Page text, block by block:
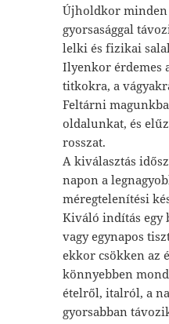
Újholdkor
gyorsasággal
lelki és fizikai
Ilyenkor érdemes
titkokra, a
Feltárni
oldalunkat, és
rosszat.
A kiválasztás
napon a
méregtelenítési
Kiváló indítás egy
vagy egynapos
ekkor csökken az
könnyebben
ételről, italról, a
gyorsabban